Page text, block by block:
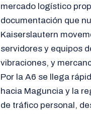
mercado logístico
documentación que
Kaiserslautern
servidores y equipos
vibraciones, y
Por la A6 se llega
hacia Maguncia y la
de tráfico personal,